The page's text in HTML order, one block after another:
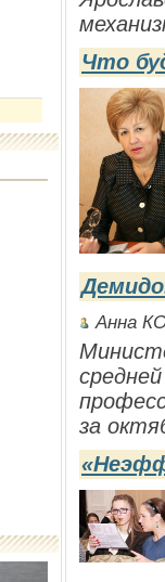
Что
Анна
за